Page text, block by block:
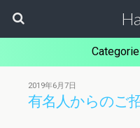
2019年6月7日
有名人からのご